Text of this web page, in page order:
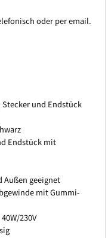
oder per email.
und Endstück
Endstück mit
Außen geeignet
mit Gummi-
230V